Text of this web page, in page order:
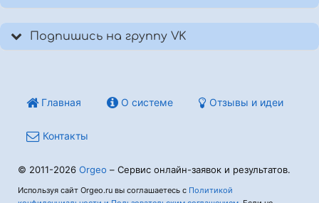
Подпишись на группу VK
Главная О системе Отзывы и идеи
Контакты
© 2011-2026 Orgeo – Сервис онлайн-заявок и результатов.
Используя сайт Orgeo.ru вы соглашаетесь с Политикой